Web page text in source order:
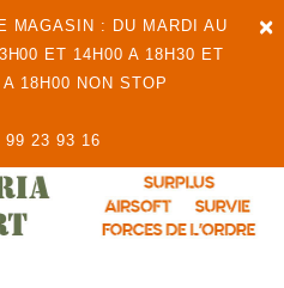
×
MAGASIN : DU MARDI AU
ET 14H00 A 18H30 ET
18H00 NON STOP
23 93 16